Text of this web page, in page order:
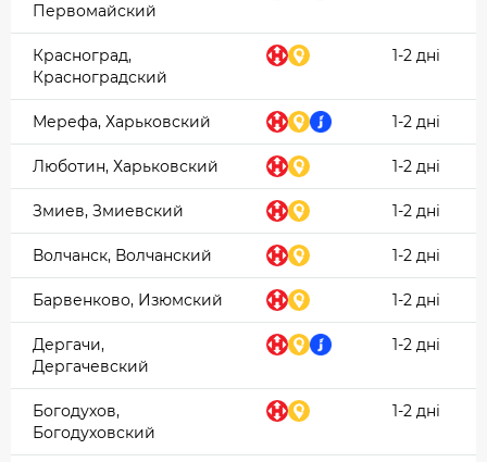
Первомайский
Красноград,
Красноградский
1-2 дні
Мерефа, Харьковский 1-2 дні
Люботин, Харьковский 1-2 дні
Змиев, Змиевский 1-2 дні
Волчанск, Волчанский 1-2 дні
Барвенково, Изюмский 1-2 дні
Дергачи,
Дергачевский
1-2 дні
Богодухов,
Богодуховский
1-2 дні